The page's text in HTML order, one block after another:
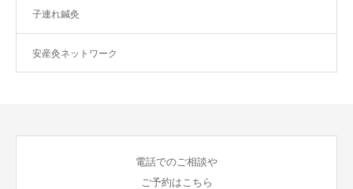
子連れ鍼灸
安産灸ネットワーク
電話でのご相談や
ご予約はこちら